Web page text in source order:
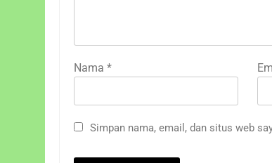
Nama *
Simpan nama, email, dan situs web